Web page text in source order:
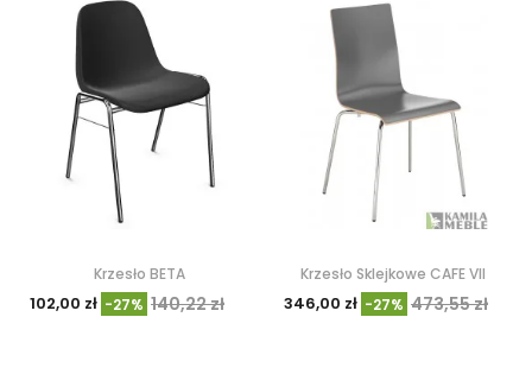
Krzesło BETA
102,00 zł -27% 140,22 zł
Krzesło Sklejkowe CAFE VII
346,00 zł -27% 473,55 zł